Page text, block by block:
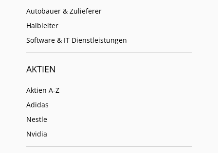
Autobauer & Zulieferer
Halbleiter
Software & IT Dienstleistungen
AKTIEN
Aktien A-Z
Adidas
Nestle
Nvidia